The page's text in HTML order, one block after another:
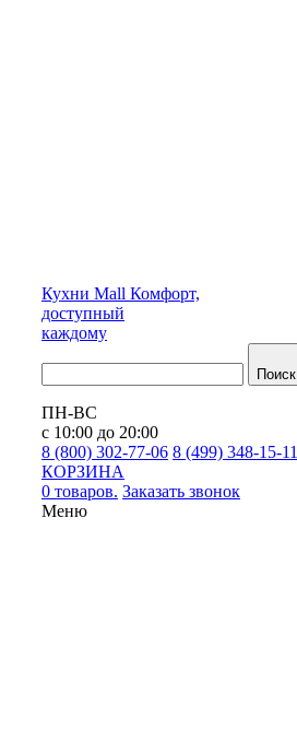
Кухни Mall Комфорт,
доступный
каждому
Поиск
ПН-ВС
с 10:00 до 20:00
8 (800) 302-77-06 8 (499) 348-15-11
КОРЗИНА
0 товаров. Заказать звонок
Меню